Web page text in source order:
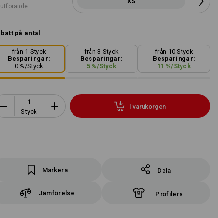
på antal
från 1 Styck
Besparingar:
0%/Styck
från 3 Styck
Besparingar:
5%/Styck
från 10 Styck
Besparingar:
11 %/Styck
Styck
I varukorgen
Markera Dela
Jämförelse Profilera